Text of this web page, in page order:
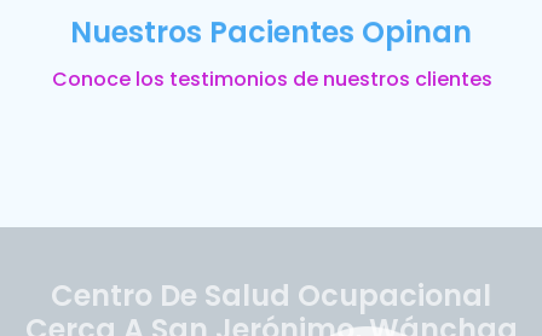
Nuestros Pacientes Opinan
Conoce los testimonios de nuestros clientes
Centro De Salud Ocupacional